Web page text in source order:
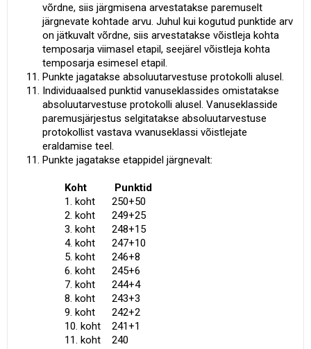
võrdne, siis järgmisena arvestatakse paremuselt
järgnevate kohtade arvu. Juhul kui kogutud punktide arv
on jätkuvalt võrdne, siis arvestatakse võistleja kohta
temposarja viimasel etapil, seejärel võistleja kohta
temposarja esimesel etapil.
Punkte jagatakse absoluutarvestuse protokolli alusel.
Individuaalsed punktid vanuseklassides omistatakse
absoluutarvestuse protokolli alusel. Vanuseklasside
paremusjärjestus selgitatakse absoluutarvestuse
protokollist vastava vvanuseklassi võistlejate
eraldamise teel.
Punkte jagatakse etappidel järgnevalt:
Koht Punktid
1. koht 250+50
2. koht 249+25
3. koht 248+15
4. koht 247+10
5. koht 246+8
6. koht 245+6
7. koht 244+4
8. koht 243+3
9. koht 242+2
10. koht 241+1
11. koht 240